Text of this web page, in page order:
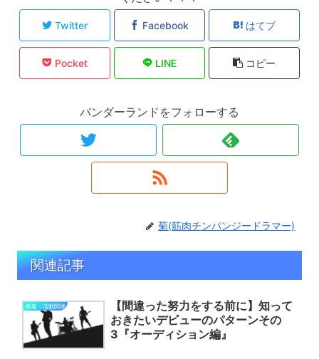
Twitter Facebook はてブ
Pocket LINE コピー
バンダーランドをフォローする
菊(筋肉チンパンジードラマー)
関連記事
集客・活動関連
【間違った努力をする前に】知って
おきたいデビューのパターンその
3『オーディション編』